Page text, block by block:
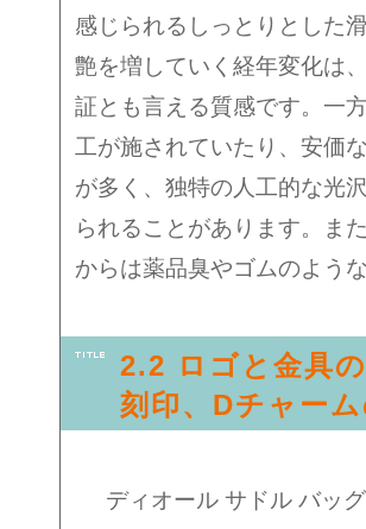
感じられるしっとりとした
艶を増していく経年変化は
証とも言える質感です。一
工が施されていたり、安価
が多く、独特の人工的な光
られることがあります。ま
からは薬品臭やゴムのよう
2.2 ロゴと金具
刻印、Dチャー
ディオール サドル バッ